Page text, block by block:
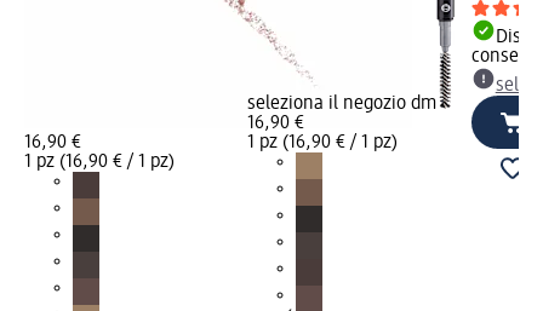
16,90 €
1 pz (16,90 € / 1 pz)
seleziona il negozio dm
16,90 €
1 pz (16,90 € / 1 pz)